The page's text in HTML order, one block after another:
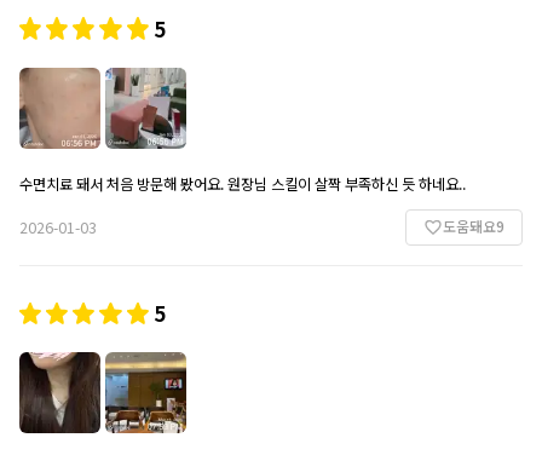
5
수면치료 돼서 처음 방문해 봤어요. 원장님 스킬이 살짝 부족하신 듯 하네요..
2026-01-03
도움돼요9
5